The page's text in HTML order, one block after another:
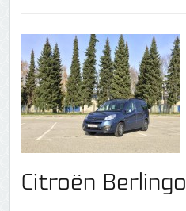
Citroën